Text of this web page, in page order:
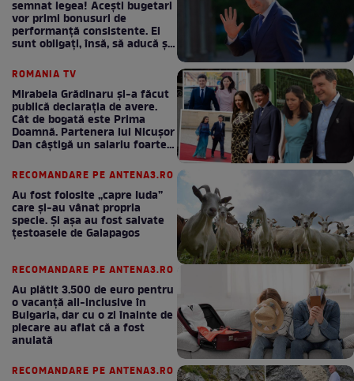
semnat legea! Acești bugetari
vor primi bonusuri de
performanță consistente. Ei
sunt obligați, însă, să aducă și
ROMANIA TV
Mirabela Grădinaru și-a făcut
publică declarația de avere.
Cât de bogată este Prima
Doamnă. Partenera lui Nicușor
Dan câștigă un salariu foarte
RECOMANDARE PE ANTENA3.RO
Au fost folosite „capre Iuda”
care și-au vânat propria
specie. Și așa au fost salvate
țestoasele de Galapagos
RECOMANDARE PE ANTENA3.RO
Au plătit 3.500 de euro pentru
o vacanță all-inclusive în
Bulgaria, dar cu o zi înainte de
plecare au aflat că a fost
anulată
RECOMANDARE PE ANTENA3.RO